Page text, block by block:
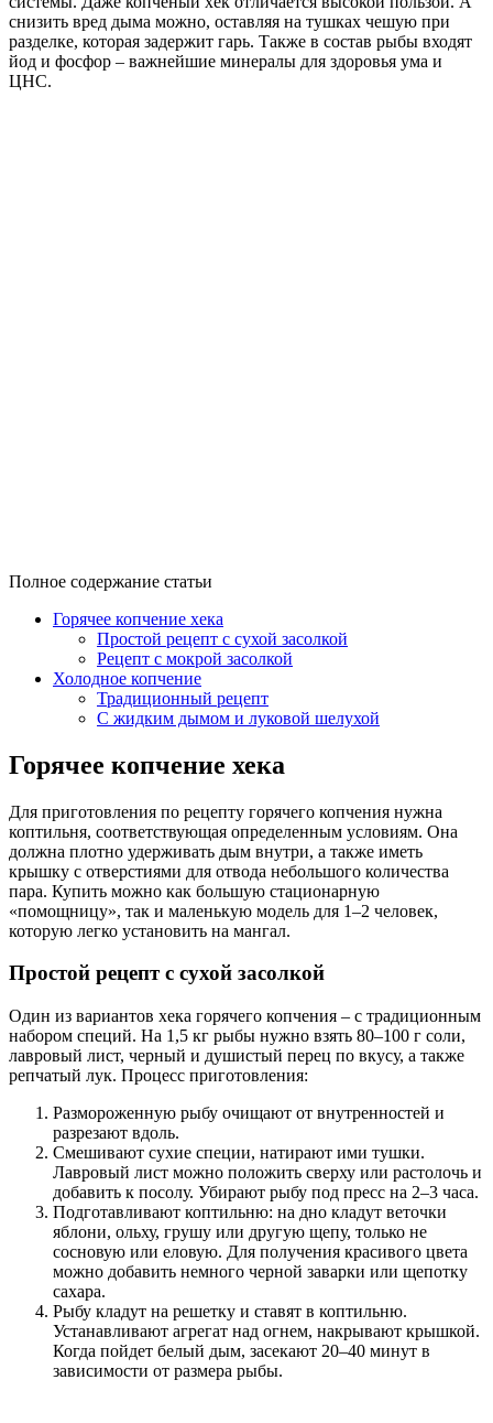
снизить вред дыма можно, оставляя на тушках чешую при
разделке, которая задержит гарь. Также в состав рыбы входят
йод и фосфор – важнейшие минералы для здоровья ума и
ЦНС.
Полное содержание статьи
Горячее копчение хека
Простой рецепт с сухой засолкой
Рецепт с мокрой засолкой
Холодное копчение
Традиционный рецепт
С жидким дымом и луковой шелухой
Горячее копчение хека
Для приготовления по рецепту горячего копчения нужна
коптильня, соответствующая определенным условиям. Она
должна плотно удерживать дым внутри, а также иметь
крышку с отверстиями для отвода небольшого количества
пара. Купить можно как большую стационарную
«помощницу», так и маленькую модель для 1–2 человек,
которую легко установить на мангал.
Простой рецепт с сухой засолкой
Один из вариантов хека горячего копчения – с традиционным
набором специй. На 1,5 кг рыбы нужно взять 80–100 г соли,
лавровый лист, черный и душистый перец по вкусу, а также
репчатый лук. Процесс приготовления:
Размороженную рыбу очищают от внутренностей и
разрезают вдоль.
Смешивают сухие специи, натирают ими тушки.
Лавровый лист можно положить сверху или растолочь и
добавить к посолу. Убирают рыбу под пресс на 2–3 часа.
Подготавливают коптильню: на дно кладут веточки
яблони, ольху, грушу или другую щепу, только не
сосновую или еловую. Для получения красивого цвета
можно добавить немного черной заварки или щепотку
сахара.
Рыбу кладут на решетку и ставят в коптильню.
Устанавливают агрегат над огнем, накрывают крышкой.
Когда пойдет белый дым, засекают 20–40 минут в
зависимости от размера рыбы.